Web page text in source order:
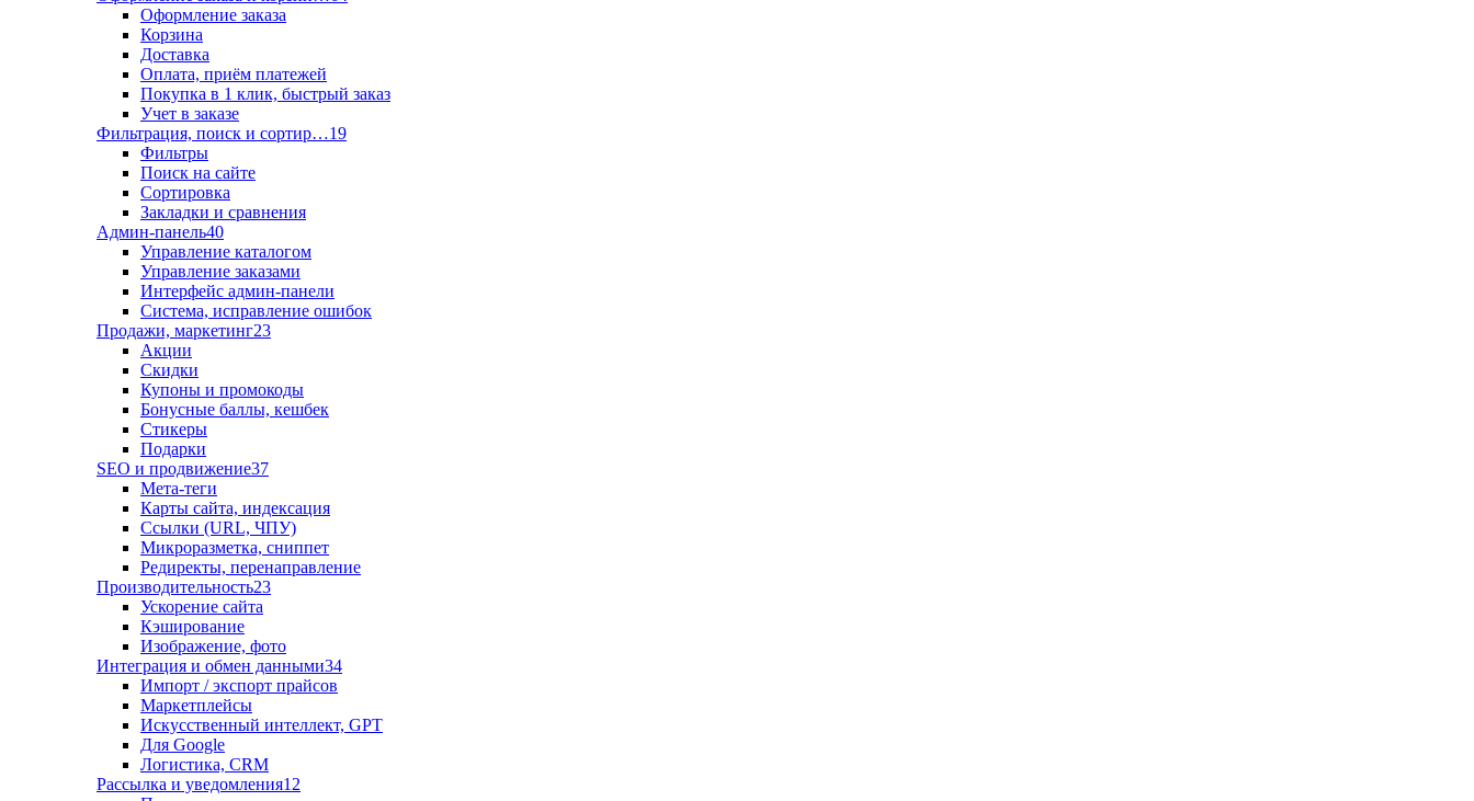
Оформление заказа
Корзина
Доставка
Оплата, приём платежей
Покупка в 1 клик, быстрый заказ
Учет в заказе
Фильтрация, поиск и сортир…19
Фильтры
Поиск на сайте
Сортировка
Закладки и сравнения
Админ-панель40
Управление каталогом
Управление заказами
Интерфейс админ-панели
Система, исправление ошибок
Продажи, маркетинг23
Акции
Скидки
Купоны и промокоды
Бонусные баллы, кешбек
Стикеры
Подарки
SEO и продвижение37
Мета-теги
Карты сайта, индексация
Ссылки (URL, ЧПУ)
Микроразметка, сниппет
Редиректы, перенаправление
Производительность23
Ускорение сайта
Кэширование
Изображение, фото
Интеграция и обмен данными34
Импорт / экспорт прайсов
Маркетплейсы
Искусственный интеллект, GPT
Для Google
Логистика, CRM
Рассылка и уведомления12